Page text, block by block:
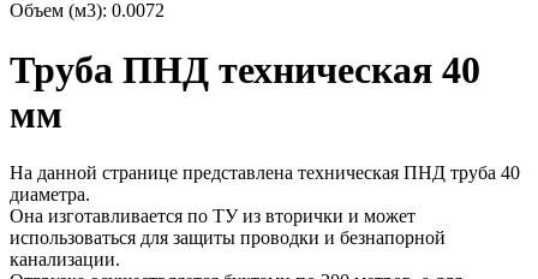
Объем (м3): 0.0072
Труба ПНД техническая 40
мм
На данной странице представлена техническая ПНД труба 40
диаметра.
Она изготавливается по ТУ из вторички и может
использоваться для защиты проводки и безнапорной
канализации.